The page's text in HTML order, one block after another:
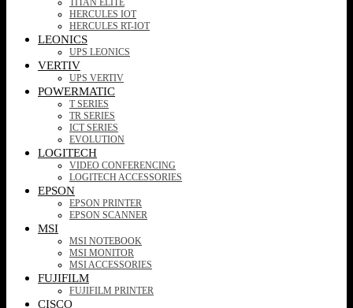
TITAN ELITE
HERCULES IOT
HERCULES RT-IOT
LEONICS
UPS LEONICS
VERTIV
UPS VERTIV
POWERMATIC
T SERIES
TR SERIES
ICT SERIES
EVOLUTION
LOGITECH
VIDEO CONFERENCING
LOGITECH ACCESSORIES
EPSON
EPSON PRINTER
EPSON SCANNER
MSI
MSI NOTEBOOK
MSI MONITOR
MSI ACCESSORIES
FUJIFILM
FUJIFILM PRINTER
CISCO